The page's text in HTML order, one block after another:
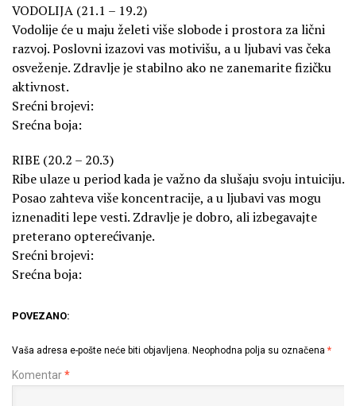
VODOLIJA (21.1 – 19.2)
Vodolije će u maju želeti više slobode i prostora za lični
razvoj. Poslovni izazovi vas motivišu, a u ljubavi vas čeka
osveženje. Zdravlje je stabilno ako ne zanemarite fizičku
aktivnost.
Srećni brojevi:
Srećna boja:
RIBE (20.2 – 20.3)
Ribe ulaze u period kada je važno da slušaju svoju intuiciju.
Posao zahteva više koncentracije, a u ljubavi vas mogu
iznenaditi lepe vesti. Zdravlje je dobro, ali izbegavajte
preterano opterećivanje.
Srećni brojevi:
Srećna boja:
POVEZANO:
Vaša adresa e-pošte neće biti objavljena. Neophodna polja su označena *
Komentar*